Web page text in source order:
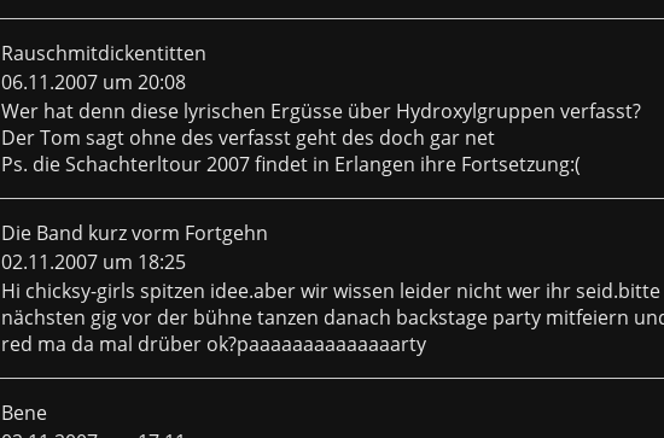
Rauschmitdickentitten
06.11.2007 um 20:08
Wer hat denn diese lyrischen Ergüsse über Hydroxylgruppen verfasst?
Der Tom sagt ohne des verfasst geht des doch gar net
Ps. die Schachterltour 2007 findet in Erlangen ihre Fortsetzung:(
Die Band kurz vorm Fortgehn
02.11.2007 um 18:25
Hi chicksy-girls spitzen idee.aber wir wissen leider nicht wer ihr
nächsten gig vor der bühne tanzen danach backstage party mitfeiern
red ma da mal drüber ok?paaaaaaaaaaaaaarty
Bene